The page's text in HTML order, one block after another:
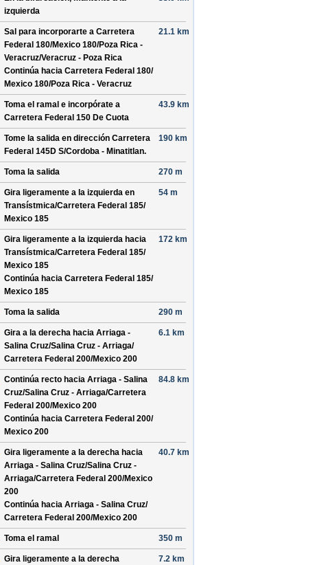
izquierda
Sal para incorporarte a Carretera
Federal 180/Mexico 180/Poza Rica -
Veracruz/Veracruz - Poza Rica
Continúa hacia Carretera Federal 180/
Mexico 180/Poza Rica - Veracruz
21.1 km
Toma el ramal e incorpórate a
Carretera Federal 150 De Cuota
43.9 km
Tome la salida en dirección Carretera
Federal 145D S/Cordoba - Minatitlan.
190 km
Toma la salida 270 m
Gira ligeramente a la izquierda en
Transístmica/Carretera Federal 185/
Mexico 185
54 m
Gira ligeramente a la izquierda hacia
Transístmica/Carretera Federal 185/
Mexico 185
Continúa hacia Carretera Federal 185/
Mexico 185
172 km
Toma la salida 290 m
Gira a la derecha hacia Arriaga -
Salina Cruz/Salina Cruz - Arriaga/
Carretera Federal 200/Mexico 200
6.1 km
Continúa recto hacia Arriaga - Salina
Cruz/Salina Cruz - Arriaga/Carretera
Federal 200/Mexico 200
Continúa hacia Carretera Federal 200/
Mexico 200
84.8 km
Gira ligeramente a la derecha hacia
Arriaga - Salina Cruz/Salina Cruz -
Arriaga/Carretera Federal 200/Mexico
200
Continúa hacia Arriaga - Salina Cruz/
Carretera Federal 200/Mexico 200
40.7 km
Toma el ramal 350 m
Gira ligeramente a la derecha 7.2 km